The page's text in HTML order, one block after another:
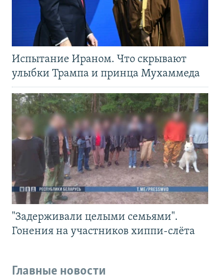
Испытание Ираном. Что скрывают
улыбки Трампа и принца Мухаммеда
"Задерживали целыми семьями".
Гонения на участников хиппи-слёта
Главные новости